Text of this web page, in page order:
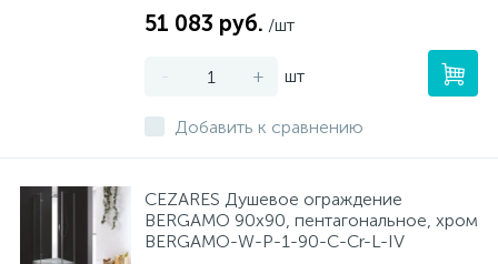
51 083 руб. /шт
- + шт
Добавить к сравнению
CEZARES Душевое ограждение
BERGAMO 90х90, пентагональное, хром
BERGAMO-W-P-1-90-C-Cr-L-IV